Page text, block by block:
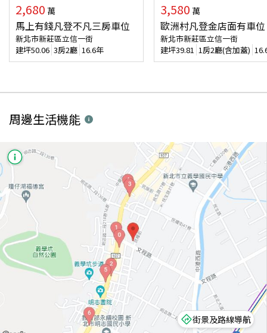
2,680 萬
馬上有錢凡登不凡三房車位
新北市新莊區立信一街
建坪50.06 3房2廳 16.6年
3,580 萬
歐洲村凡登金店面有車位
新北市新莊區立信一街
建坪39.81 1房2廳(含加蓋)
周邊生活機能
街景及路線導航